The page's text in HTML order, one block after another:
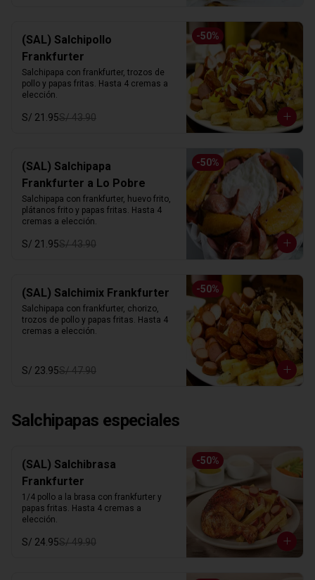
-50%
(SAL) Salchipollo
Frankfurter
Salchipapa con frankfurter, trozos de
pollo y papas fritas. Hasta 4 cremas a
elección.
S/ 21.95S/ 43.90
-50%
(SAL) Salchipapa
Frankfurter a Lo Pobre
Salchipapa con frankfurter, huevo frito,
plátanos frito y papas fritas. Hasta 4
cremas a elección.
S/ 21.95S/ 43.90
-50%
(SAL) Salchimix Frankfurter
Salchipapa con frankfurter, chorizo,
trozos de pollo y papas fritas. Hasta 4
cremas a elección.
S/ 23.95S/ 47.90
Salchipapas especiales
-50%
(SAL) Salchibrasa
Frankfurter
1/4 pollo a la brasa con frankfurter y
papas fritas. Hasta 4 cremas a
elección.
S/ 24.95S/ 49.90